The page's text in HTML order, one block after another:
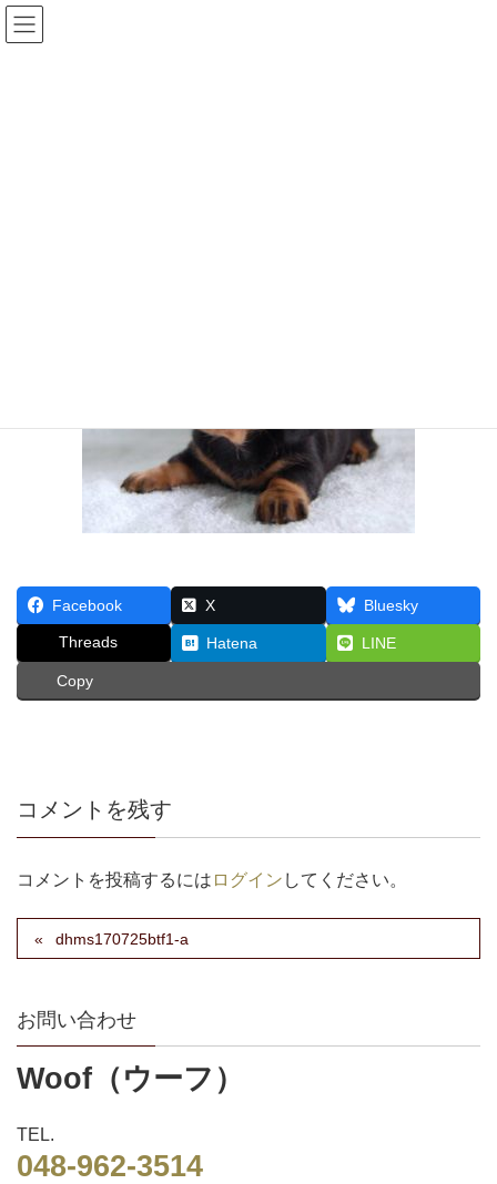
Facebook X Bluesky
Threads Hatena LINE
Copy
コメントを残す
コメントを投稿するには ログイン してください。
dhms170725btf1-a
お問い合わせ
Woof（ウーフ）
TEL.
048-962-3514